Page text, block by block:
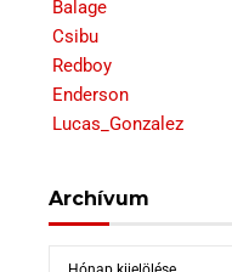
Balage
Csibu
Redboy
Enderson
Lucas_Gonzalez
Archívum
Archívum